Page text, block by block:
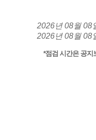
2026년 08월 08
2026년 08월 08
*점검 시간은 공지